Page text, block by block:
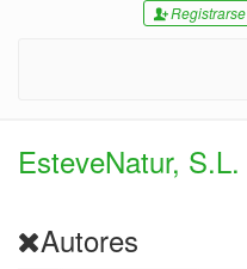
Registrarse
EsteveNatur, S.L.
Autores